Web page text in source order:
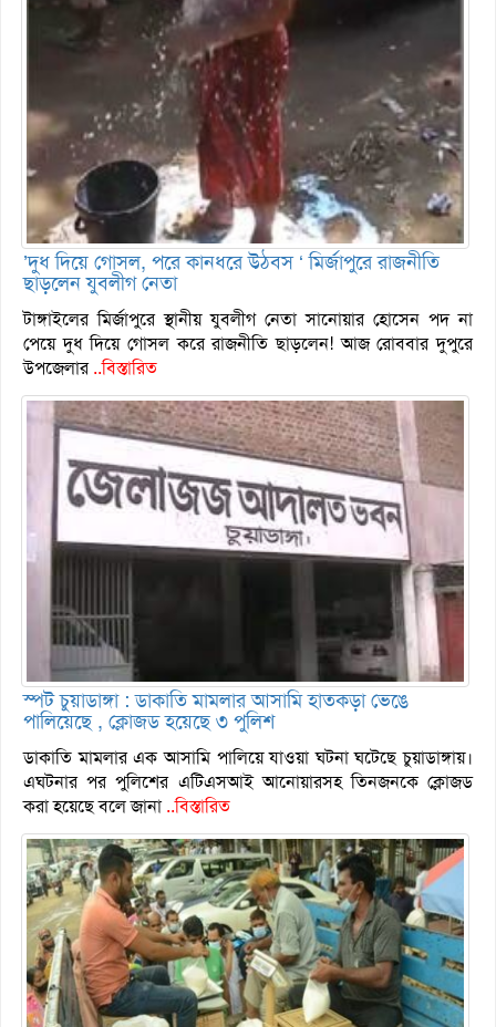
’দুধ দিয়ে গোসল, পরে কানধরে উঠবস ‘ মির্জাপুরে রাজনীতি
ছাড়লেন যুবলীগ নেতা
টাঙ্গাইলের মির্জাপুরে স্থানীয় যুবলীগ নেতা সানোয়ার হোসেন পদ না
পেয়ে দুধ দিয়ে গোসল করে রাজনীতি ছাড়লেন! আজ রোববার দুপুরে
উপজেলার..বিস্তারিত
স্পট চুয়াডাঙ্গা : ডাকাতি মামলার আসামি হাতকড়া ভেঙে
পালিয়েছে , ক্লোজড হয়েছে ৩ পুলিশ
ডাকাতি মামলার এক আসামি পালিয়ে যাওয়া ঘটনা ঘটেছে চুয়াডাঙ্গায়।
এঘটনার পর পুলিশের এটিএসআই আনোয়ারসহ তিনজনকে ক্লোজড
করা হয়েছে বলে জানা..বিস্তারিত